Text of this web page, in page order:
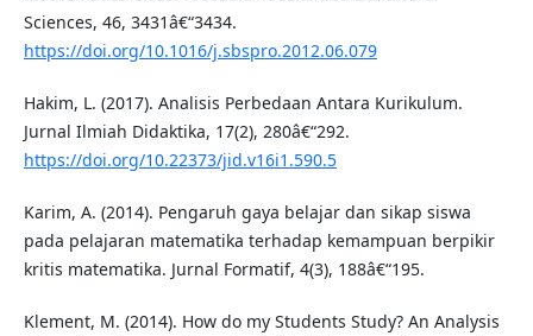
Sciences, 46, 3431â€“3434.
https://doi.org/10.1016/j.sbspro.2012.06.079
Hakim, L. (2017). Analisis Perbedaan Antara Kurikulum.
Jurnal Ilmiah Didaktika, 17(2), 280â€“292.
https://doi.org/10.22373/jid.v16i1.590.5
Karim, A. (2014). Pengaruh gaya belajar dan sikap siswa
pada pelajaran matematika terhadap kemampuan berpikir
kritis matematika. Jurnal Formatif, 4(3), 188â€“195.
Klement, M. (2014). How do my Students Study? An Analysis